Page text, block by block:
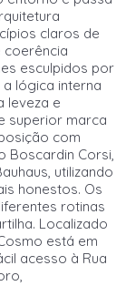
claros de
coerência
esculpidos por
lógica interna
leveza e
superior marca
com
Boscardin Corsi,
utilizando
honestos. Os
rotinas
Localizado
está em
acesso à Rua